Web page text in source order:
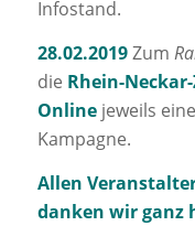
Infostand.
28.02.2019Zum
die Rhein-
Onlinejeweils
Kampagne.
Allen
danken wir ganz